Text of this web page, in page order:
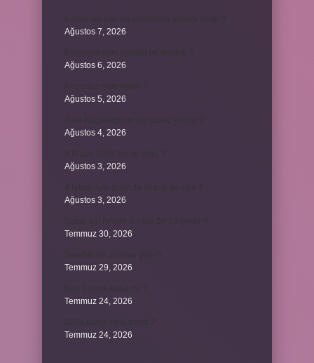
Ağustos 7, 2026
Ağustos 6, 2026
Ağustos 5, 2026
Ağustos 4, 2026
Ağustos 3, 2026
Ağustos 3, 2026
Temmuz 30, 2026
Temmuz 29, 2026
Temmuz 24, 2026
Temmuz 24, 2026